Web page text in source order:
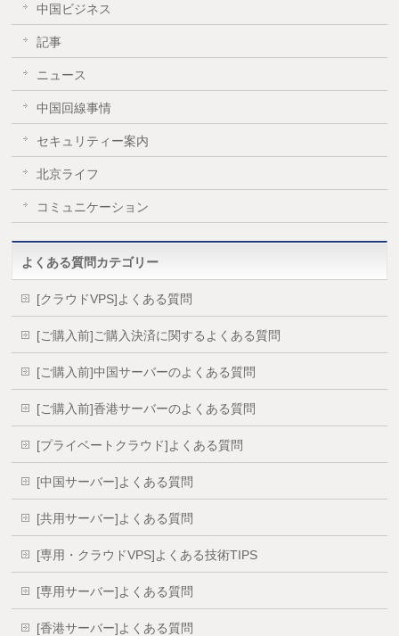
中国ビジネス
記事
ニュース
中国回線事情
セキュリティー案内
北京ライフ
コミュニケーション
よくある質問カテゴリー
[クラウドVPS]よくある質問
[ご購入前]ご購入決済に関するよくある質問
[ご購入前]中国サーバーのよくある質問
[ご購入前]香港サーバーのよくある質問
[プライベートクラウド]よくある質問
[中国サーバー]よくある質問
[共用サーバー]よくある質問
[専用・クラウドVPS]よくある技術TIPS
[専用サーバー]よくある質問
[香港サーバー]よくある質問